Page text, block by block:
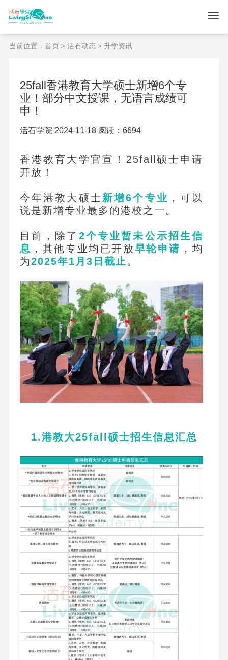
当前位置： 首页> 活石动态> 升学资讯
25fall香港教育大学硕士新增6个专
业！部分中文授课，无语言成绩可
申！
活石学院 2024-11-18 阅读：6694
香港教育大学官宣！25fall硕士申请
开放！
今年港教大硕士新增6个专业 ，可以
说是新增专业最多的港校之一。
目前，除了 2个专业暂未公示招生信
息 ，其他专业均已开放早轮申请 ，均
为2025年1月3日截止 。
1.港教大25fall硕士招生信息汇总